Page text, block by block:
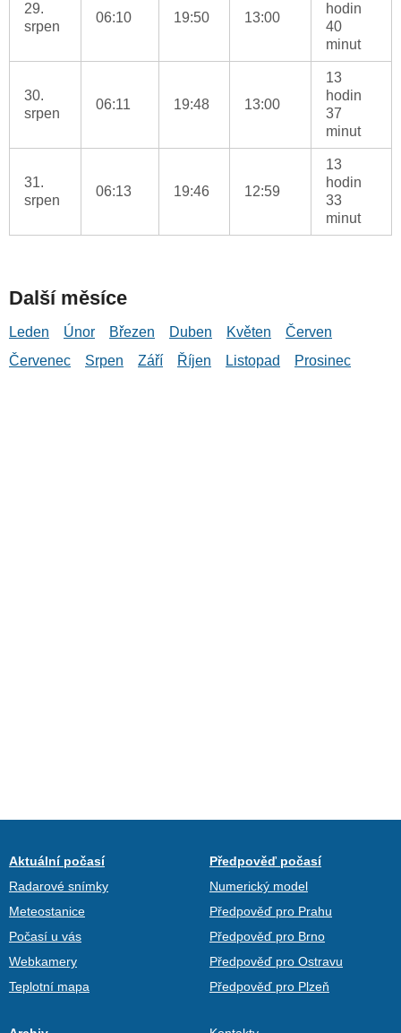
29.
srpen
06:10 19:50 13:00
hodin
40
minut
30.
srpen
06:11 19:48 13:00
13
hodin
37
minut
31.
srpen
06:13 19:46 12:59
13
hodin
33
minut
Další měsíce
Leden Únor Březen Duben Květen
Červen
Červenec
Srpen Září Říjen Listopad Prosinec
Aktuální počasí
Radarové snímky
Meteostanice
Počasí u vás
Webkamery
Teplotní mapa
Předpověď počasí
Numerický model
Předpověď pro Prahu
Předpověď pro Brno
Předpověď pro Ostravu
Předpověď pro Plzeň